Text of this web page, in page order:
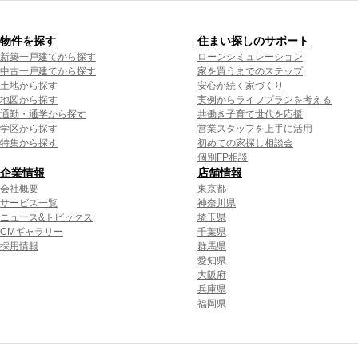
物件を探す
新築一戸建てから探す
中古一戸建てから探す
土地から探す
地図から探す
通勤・通学から探す
学区から探す
特集から探す
住まい探しのサポート
ローンシミュレーション
家を買うまでのステップ
安心が続く家づくり
実例からライフプランを考える
共働き子育て世代を応援
営業スタッフを上手に活用
初めての家探し相談会
個別FP相談
企業情報
会社概要
サービス一覧
ニュース&トピックス
CMギャラリー
採用情報
店舗情報
東京都
神奈川県
埼玉県
千葉県
群馬県
愛知県
大阪府
兵庫県
福岡県